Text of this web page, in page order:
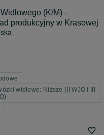
(K/M) -
produkcyjny w Krasowej
widłowe: Niższe (II WJO i III